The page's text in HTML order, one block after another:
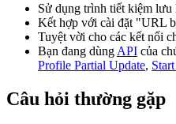
Sử dụng trình tiết kiệm lưu
Kết hợp với cài đặt "URL
Tuyệt vời cho các kết nối
Bạn đang dùng API của
Profile Partial Update,
Câu hỏi thường gặp